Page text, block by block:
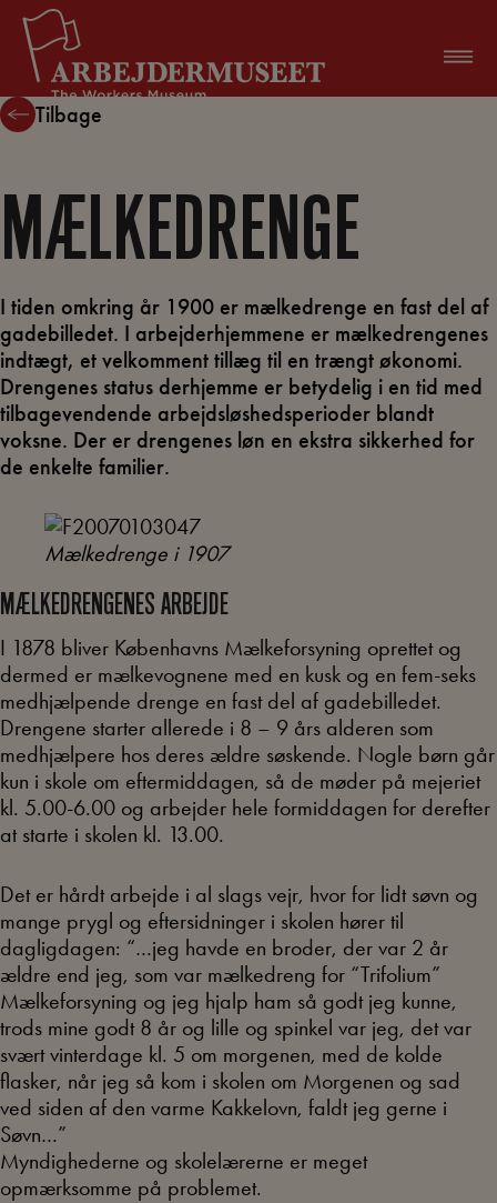
Hop
indholdet
Tilbage
MÆLKEDRENGE
I tiden omkring år 1900 er mælkedrenge en fast del af
gadebilledet. I arbejderhjemmene er mælkedrengenes
indtægt, et velkomment tillæg til en trængt økonomi.
Drengenes status derhjemme er betydelig i en tid med
tilbagevendende arbejdsløshedsperioder blandt
voksne. Der er drengenes løn en ekstra sikkerhed for
de enkelte familier.
Mælkedrenge i 1907
MÆLKEDRENGENES ARBEJDE
I 1878 bliver Københavns Mælkeforsyning oprettet og
dermed er mælkevognene med en kusk og en fem-seks
medhjælpende drenge en fast del af gadebilledet.
Drengene starter allerede i 8 – 9 års alderen som
medhjælpere hos deres ældre søskende. Nogle børn går
kun i skole om eftermiddagen, så de møder på mejeriet
kl. 5.00-6.00 og arbejder hele formiddagen for derefter
at starte i skolen kl. 13.00.
Det er hårdt arbejde i al slags vejr, hvor for lidt søvn og
mange prygl og eftersidninger i skolen hører til
dagligdagen: “…jeg havde en broder, der var 2 år
ældre end jeg, som var mælkedreng for “Trifolium”
Mælkeforsyning og jeg hjalp ham så godt jeg kunne,
trods mine godt 8 år og lille og spinkel var jeg, det var
svært vinterdage kl. 5 om morgenen, med de kolde
flasker, når jeg så kom i skolen om Morgenen og sad
ved siden af den varme Kakkelovn, faldt jeg gerne i
Søvn…”
Myndighederne og skolelærerne er meget
opmærksomme på problemet.